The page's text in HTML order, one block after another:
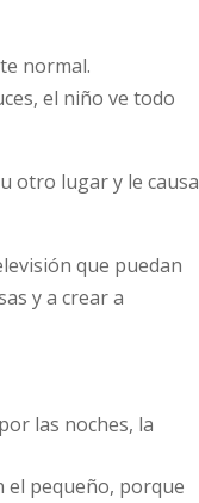
normal.
el niño ve todo
otro lugar y le causa
que puedan
y a crear a
las noches, la
el pequeño, porque